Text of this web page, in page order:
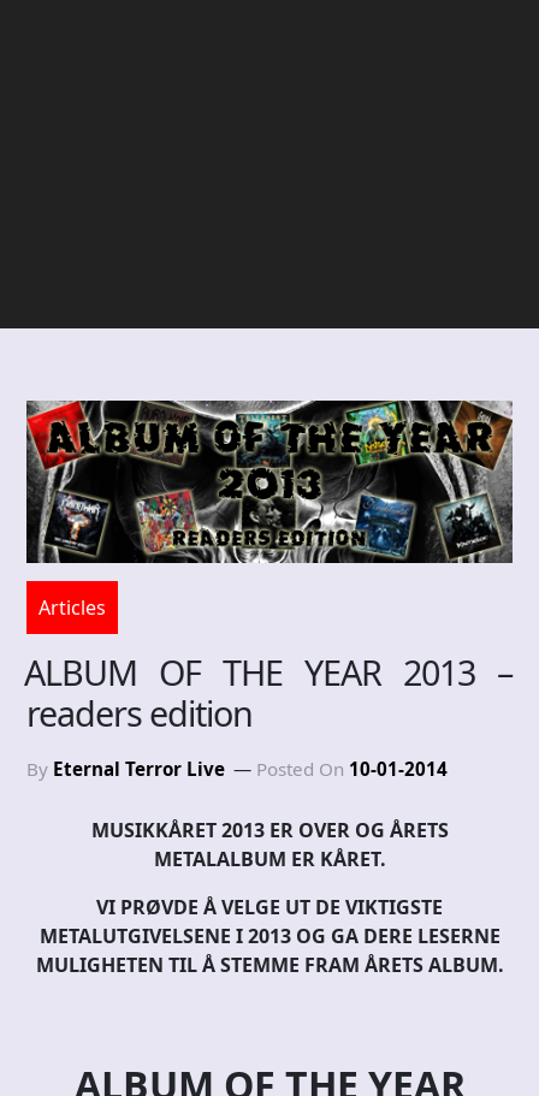
Articles
ALBUM OF THE YEAR 2013 –
readers edition
By Eternal Terror Live Posted On 10-01-2014
MUSIKKÅRET 2013 ER OVER OG ÅRETS
METALALBUM ER KÅRET.
VI PRØVDE Å VELGE UT DE VIKTIGSTE
METALUTGIVELSENE I 2013 OG GA DERE LESERNE
MULIGHETEN TIL Å STEMME FRAM ÅRETS ALBUM.
ALBUM OF THE YEAR